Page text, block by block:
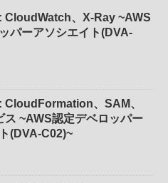
CloudWatch、X-Ray ~AWS
パーアソシエイト(DVA-
CloudFormation、SAM、
ス ~AWS認定デベロッパー
(DVA-C02)~